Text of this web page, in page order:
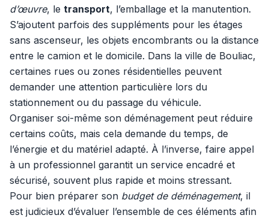
d’œuvre, le transport, l’emballage et la manutention.
S’ajoutent parfois des suppléments pour les étages
sans ascenseur, les objets encombrants ou la distance
entre le camion et le domicile. Dans la ville de Bouliac,
certaines rues ou zones résidentielles peuvent
demander une attention particulière lors du
stationnement ou du passage du véhicule.
Organiser soi-même son déménagement peut réduire
certains coûts, mais cela demande du temps, de
l’énergie et du matériel adapté. À l’inverse, faire appel
à un professionnel garantit un service encadré et
sécurisé, souvent plus rapide et moins stressant.
Pour bien préparer son budget de déménagement, il
est judicieux d’évaluer l’ensemble de ces éléments afin